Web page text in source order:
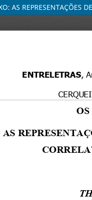
AS REPRESENTAÇÕES